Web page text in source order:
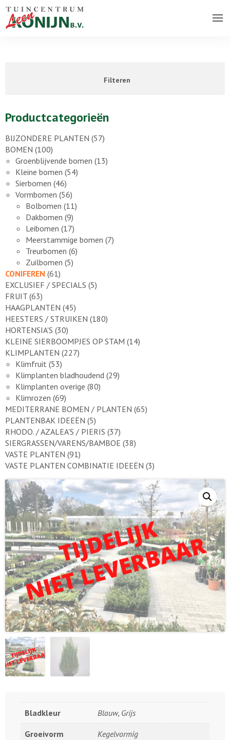
Filteren
Productcategorieën
BIJZONDERE PLANTEN (57)
BOMEN (100)
Groenblijvende bomen (13)
Kleine bomen (54)
Sierbomen (46)
Vormbomen (56)
Bolbomen (11)
Dakbomen (9)
Leibomen (17)
Meerstammige bomen (7)
Treurbomen (6)
Zuilbomen (5)
CONIFEREN (61)
EXCLUSIEF / SPECIALS (5)
FRUIT (63)
HAAGPLANTEN (45)
HEESTERS / STRUIKEN (180)
HORTENSIA'S (30)
KLEINE SIERBOOMPJES OP STAM (14)
KLIMPLANTEN (227)
Klimfruit (53)
Klimplanten bladhoudend (29)
Klimplanten overige (80)
Klimrozen (69)
MEDITERRANE BOMEN / PLANTEN (65)
PLANTENBAK IDEEËN (5)
RHODO. / AZALEA'S / PIERIS (37)
SIERGRASSEN/VARENS/BAMBOE (38)
VASTE PLANTEN (91)
VASTE PLANTEN COMBINATIE IDEEËN (3)
Bladkleur Blauw, Grijs
Groeivorm Kegelvormig